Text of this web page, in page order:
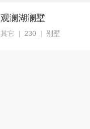
观澜湖澜墅
其它 | 230 | 别墅